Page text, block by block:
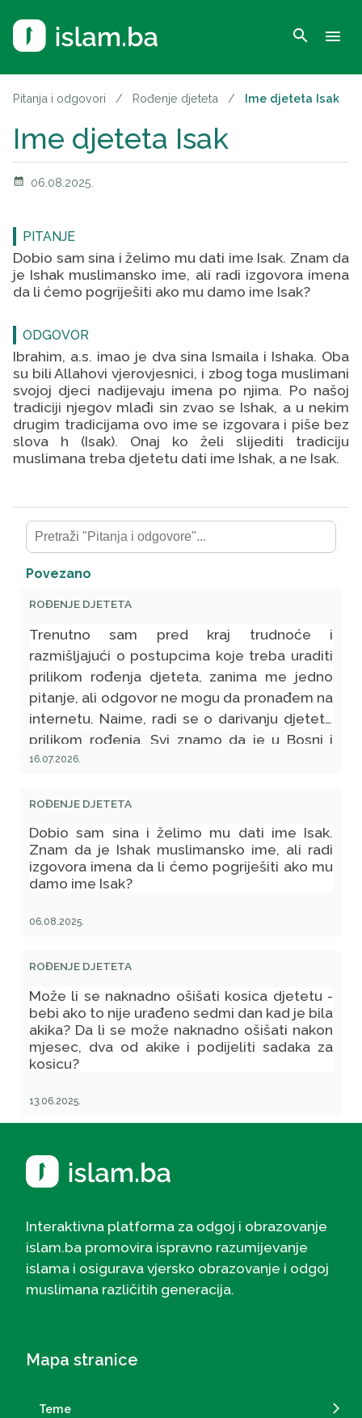
search menu
Pitanja i odgovori / Rođenje djeteta / Ime djeteta Isak
Ime djeteta Isak
calendar_month 06.08.2025.
PITANJE
Dobio sam sina i želimo mu dati ime Isak. Znam da
je Ishak muslimansko ime, ali radi izgovora imena
da li ćemo pogriješiti ako mu damo ime Isak?
ODGOVOR
Ibrahim, a.s. imao je dva sina Ismaila i Ishaka. Oba
su bili Allahovi vjerovjesnici, i zbog toga muslimani
svojoj djeci nadijevaju imena po njima. Po našoj
tradiciji njegov mlađi sin zvao se Ishak, a u nekim
drugim tradicijama ovo ime se izgovara i piše bez
slova h (Isak). Onaj ko želi slijediti tradiciju
muslimana treba djetetu dati ime Ishak, a ne Isak.
Povezano
ROĐENJE DJETETA
Trenutno sam pred kraj trudnoće i
razmišljajući o postupcima koje treba uraditi
prilikom rođenja djeteta, zanima me jedno
pitanje, ali odgovor ne mogu da pronađem na
internetu. Naime, radi se o darivanju djeteta
prilikom rođenja. Svi znamo da je u Bosni i
Hercegovini običaj da odredimo osobu koja
zaželjeti djetetu nafaku, sreću, zdravlje i sl).
Mene zanima da li to ima veze sa islamom ili
je to samo običaj među našim narodom, jer
stariji ljudi su mi rekli da osoba koja će mi
darovati dijete mora biti osoba koja je sretna
16.07.2026.
ROĐENJE DJETETA
Dobio sam sina i želimo mu dati ime Isak.
Znam da je Ishak muslimansko ime, ali radi
izgovora imena da li ćemo pogriješiti ako mu
damo ime Isak?
06.08.2025.
ROĐENJE DJETETA
Može li se naknadno ošišati kosica djetetu -
bebi ako to nije urađeno sedmi dan kad je bila
akika? Da li se može naknadno ošišati nakon
mjesec, dva od akike i podijeliti sadaka za
kosicu?
13.06.2025.
Interaktivna platforma za odgoj i obrazovanje
islam.ba promovira ispravno razumijevanje
islama i osigurava vjersko obrazovanje i odgoj
muslimana različitih generacija.
Mapa stranice
Teme